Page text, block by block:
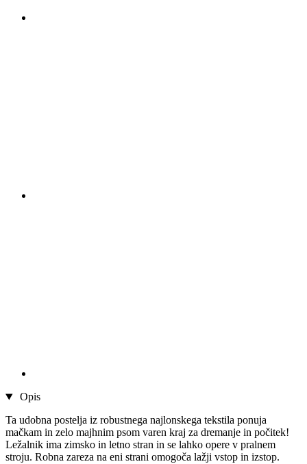
Opis
Ta udobna postelja iz robustnega najlonskega tekstila ponuja
mačkam in zelo majhnim psom varen kraj za dremanje in počitek!
Ležalnik ima zimsko in letno stran in se lahko opere v pralnem
stroju. Robna zareza na eni strani omogoča lažji vstop in izstop.